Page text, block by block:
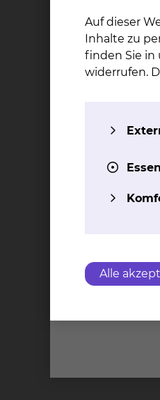
Auf dieser
Inhalte zu
finden Sie in
widerrufen.
Alle